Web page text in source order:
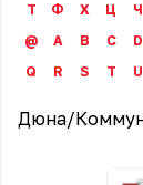
Т
Ф Х Ц Ч
@
A B C D
Q
R S T U
Дюна/